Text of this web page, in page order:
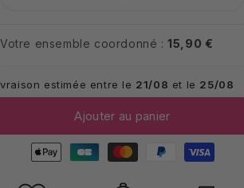
élastiques
carnet
A5
élastiques
carnet
A5
Votre ensemble coordonné :15,90 €
estimée entre le 21/08 et le 25/08
Ajouter au panier
Moyens